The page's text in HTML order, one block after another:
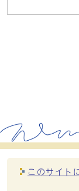
このサイト